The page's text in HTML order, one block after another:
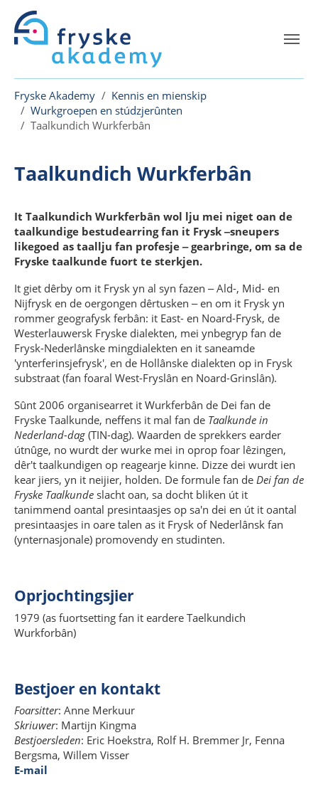
Skip to main content
Skip to page footer
Fryske Akademy
Kennis en mienskip
Wurkgroepen en stúdzjerûnten
Taalkundich Wurkferbân
Taalkundich Wurkferbân
It Taalkundich Wurkferbân wol lju mei niget oan de
taalkundige bestudearring fan it Frysk ‒sneupers
likegoed as taallju fan profesje ‒ gearbringe, om sa de
Fryske taalkunde fuort te sterkjen.
It giet dêrby om it Frysk yn al syn fazen ‒ Ald-, Mid- en
Nijfrysk en de oergongen dêrtusken ‒ en om it Frysk yn
rommer geografysk ferbân: it East- en Noard-Frysk, de
Westerlauwersk Fryske dialekten, mei ynbegryp fan de
Frysk-Nederlânske mingdialekten en it saneamde
'ynterferinsjefrysk', en de Hollânske dialekten op in Frysk
substraat (fan foaral West-Fryslân en Noard-Grinslân).
Sûnt 2006 organisearret it Wurkferbân de Dei fan de
Fryske Taalkunde, neffens it mal fan de Taalkunde in
Nederland-dag (TIN-dag). Waarden de sprekkers earder
útnûge, no wurdt der wurke mei in oprop foar lêzingen,
dêr't taalkundigen op reagearje kinne. Dizze dei wurdt ien
kear jiers, yn it neijier, holden. De formule fan de Dei fan de
Fryske Taalkunde slacht oan, sa docht bliken út it
tanimmend oantal presintaasjes op sa'n dei en út it oantal
presintaasjes in oare talen as it Frysk of Nederlânsk fan
(ynternasjonale) promovendy en studinten.
Oprjochtingsjier
1979 (as fuortsetting fan it eardere Taelkundich
Wurkforbân)
Bestjoer en kontakt
Foarsitter: Anne Merkuur
Skriuwer: Martijn Kingma
Bestjoersleden: Eric Hoekstra, Rolf H. Bremmer Jr, Fenna
Bergsma, Willem Visser
E-mail